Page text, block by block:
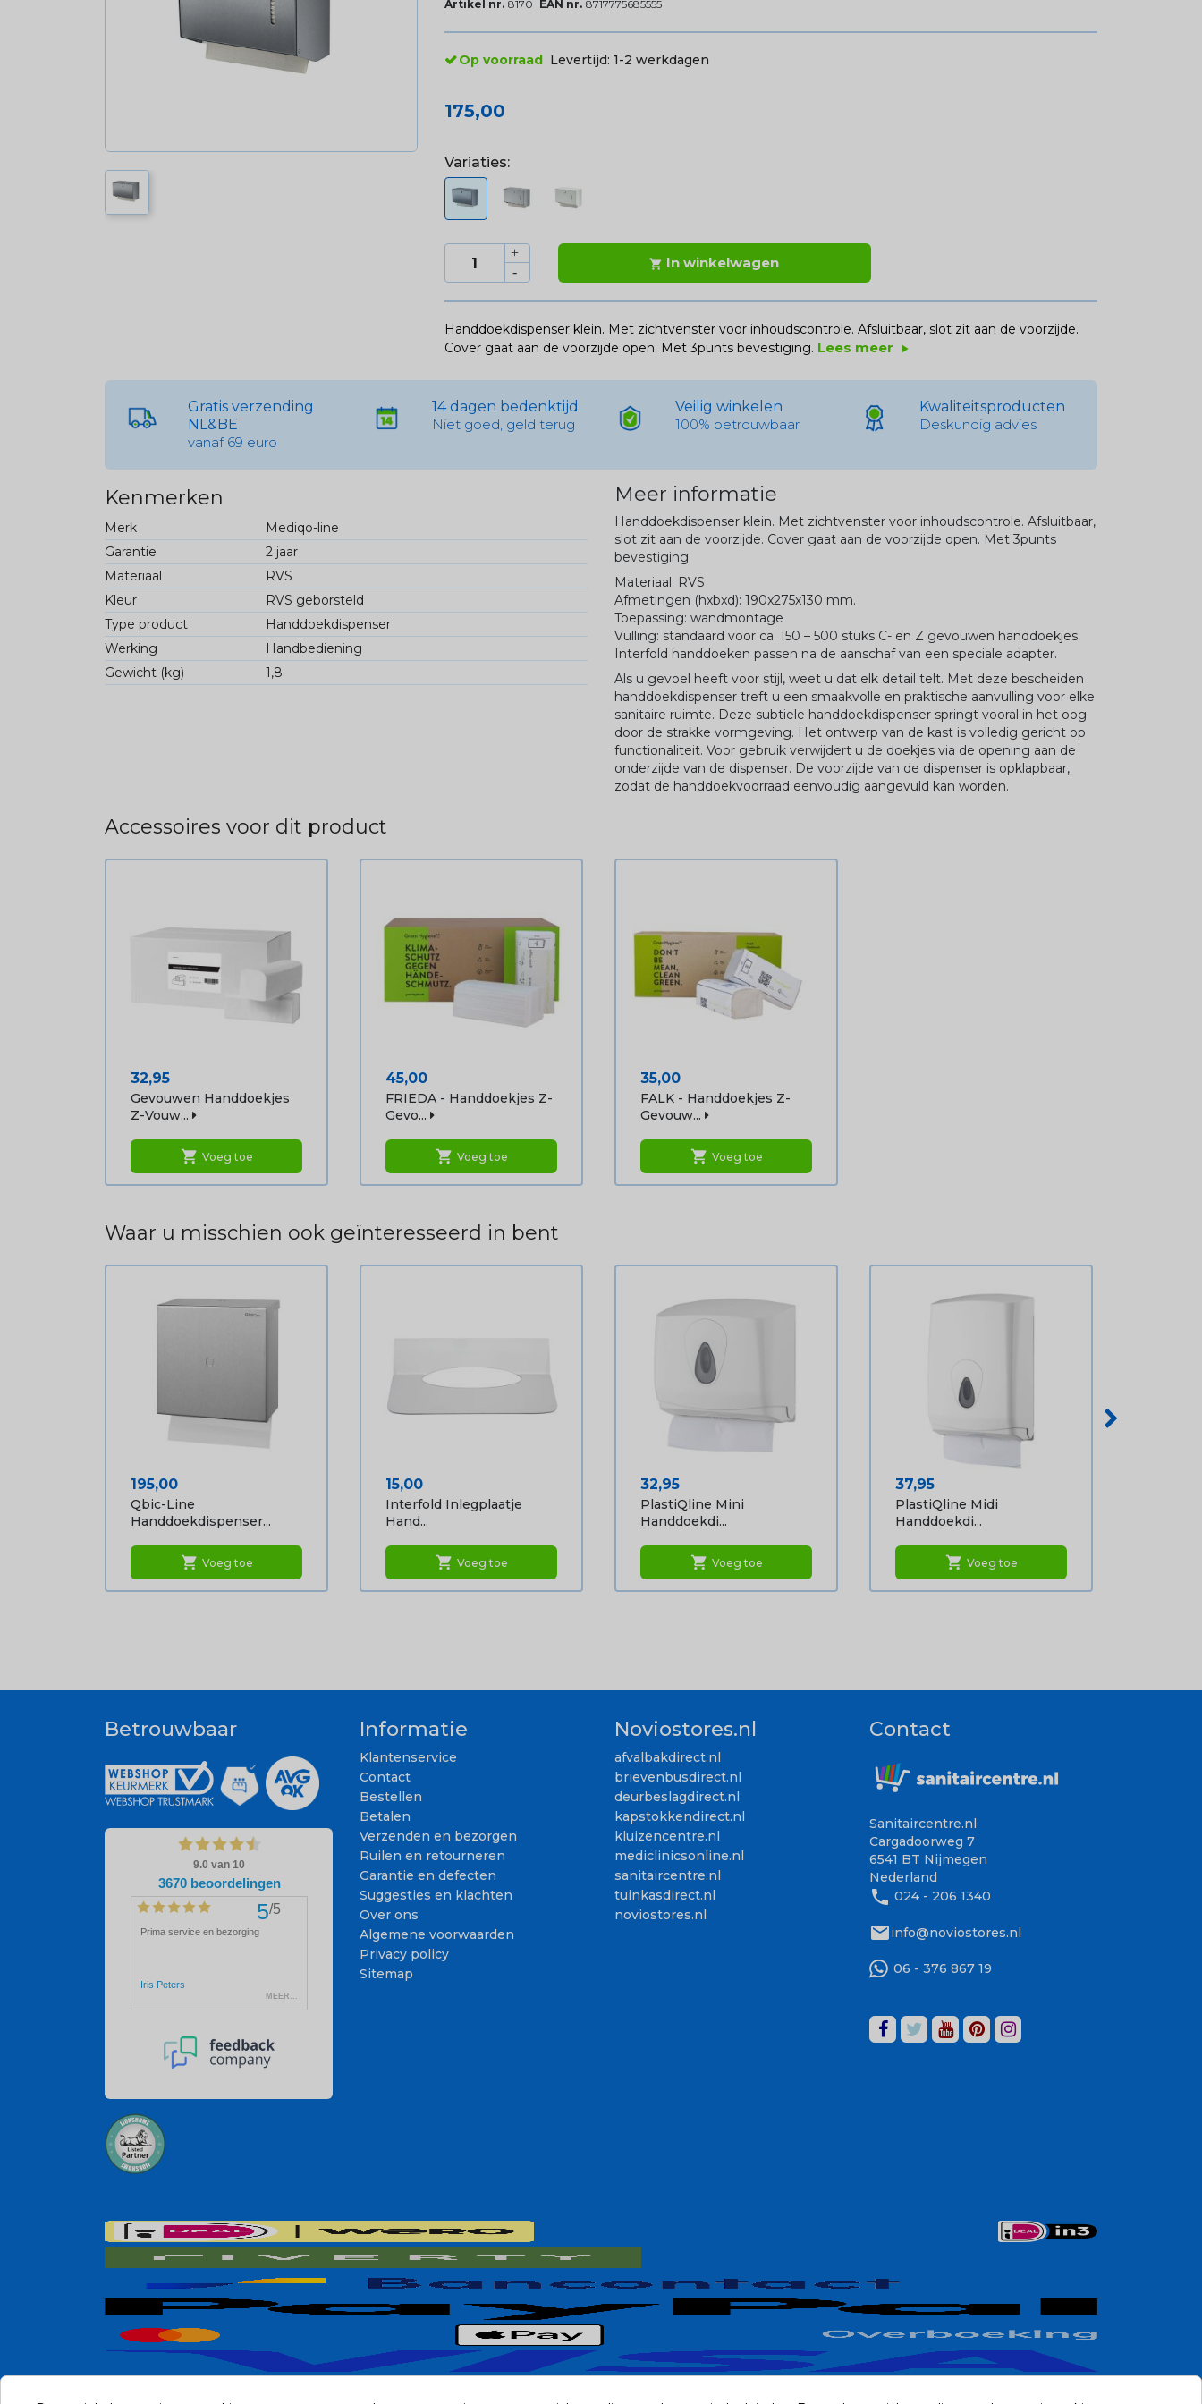
Artikel nr. 8170 EAN nr. 8717775685555
Op voorraad Levertijd: 1-2 werkdagen
175,00
Variaties:
 In winkelwagen
Handdoekdispenser klein. Met zichtvenster voor inhoudscontrole. Afsluitbaar, slot zit aan de voorzijde.
Cover gaat aan de voorzijde open. Met 3punts bevestiging. Lees meer play_arrow
Gratis verzending
NL&BE
vanaf 69 euro
14 dagen bedenktijd
Niet goed, geld terug
Veilig winkelen
100% betrouwbaar
Kwaliteitsproducten
Deskundig advies
Kenmerken
Merk
Mediqo-line
Garantie
2 jaar
Materiaal
RVS
Kleur
RVS geborsteld
Type product
Handdoekdispenser
Werking
Handbediening
Gewicht (kg)
1,8
Meer informatie
Handdoekdispenser klein. Met zichtvenster voor inhoudscontrole. Afsluitbaar,
slot zit aan de voorzijde. Cover gaat aan de voorzijde open. Met 3punts
bevestiging.
Materiaal: RVS
Afmetingen (hxbxd): 190x275x130 mm.
Toepassing: wandmontage
Vulling: standaard voor ca. 150 – 500 stuks C- en Z gevouwen handdoekjes.
Interfold handdoeken passen na de aanschaf van een speciale adapter.
Als u gevoel heeft voor stijl, weet u dat elk detail telt. Met deze bescheiden
handdoekdispenser treft u een smaakvolle en praktische aanvulling voor elke
sanitaire ruimte. Deze subtiele handdoekdispenser springt vooral in het oog
door de strakke vormgeving. Het ontwerp van de kast is volledig gericht op
functionaliteit. Voor gebruik verwijdert u de doekjes via de opening aan de
onderzijde van de dispenser. De voorzijde van de dispenser is opklapbaar,
zodat de handdoekvoorraad eenvoudig aangevuld kan worden.
Accessoires voor dit product
Prijs
32,95
Gevouwen Handdoekjes
Z-Vouw...
shopping_cart Voeg toe
Prijs
45,00
FRIEDA - Handdoekjes Z-
Gevo...
shopping_cart Voeg toe
Prijs
35,00
FALK - Handdoekjes Z-
Gevouw...
shopping_cart Voeg toe
Waar u misschien ook geïnteresseerd in bent
Prijs
195,00
Qbic-Line
Handdoekdispenser...
shopping_cart Voeg toe
Prijs
15,00
Interfold Inlegplaatje
Hand...
shopping_cart Voeg toe
Prijs
32,95
PlastiQline Mini
Handdoekdi...
shopping_cart Voeg toe
Prijs
37,95
PlastiQline Midi
Handdoekdi...
shopping_cart Voeg toe
Betrouwbaar Informatie
Klantenservice
Contact
Bestellen
Betalen
Verzenden en bezorgen
Ruilen en retourneren
Garantie en defecten
Suggesties en klachten
Over ons
Algemene voorwaarden
Privacy policy
Sitemap
Noviostores.nl
afvalbakdirect.nl
brievenbusdirect.nl
deurbeslagdirect.nl
kapstokkendirect.nl
kluizencentre.nl
mediclinicsonline.nl
sanitaircentre.nl
tuinkasdirect.nl
noviostores.nl
Contact
Sanitaircentre.nl
Cargadoorweg 7
6541 BT Nijmegen
Nederland
phone 024 - 206 1340
mailinfo@noviostores.nl
06 - 376 867 19